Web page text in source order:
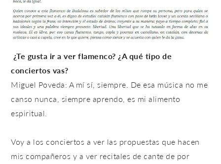
¿Te gusta ir a ver flamenco? ¿A qué tipo de
conciertos vas?
Miguel Poveda: A mí sí, siempre. De esa música no me
canso nunca, siempre aprendo, es mi alimento
espiritual.
Voy a los conciertos a ver las propuestas que hacen
mis compañeros y a ver recitales de cante de por